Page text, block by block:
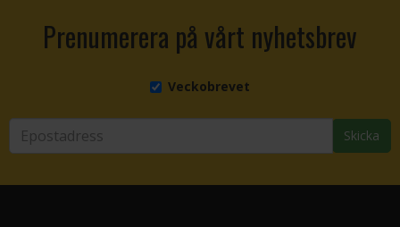
Prenumerera på vårt nyhetsbrev
Veckobrevet
Skicka